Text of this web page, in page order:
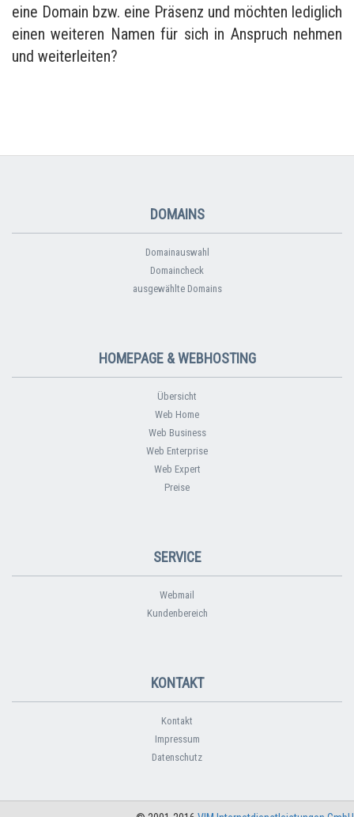
eine Domain bzw. eine Präsenz und möchten lediglich
einen weiteren Namen für sich in Anspruch nehmen
und weiterleiten?
DOMAINS
Domainauswahl
Domaincheck
ausgewählte Domains
HOMEPAGE & WEBHOSTING
Übersicht
Web Home
Web Business
Web Enterprise
Web Expert
Preise
SERVICE
Webmail
Kundenbereich
KONTAKT
Kontakt
Impressum
Datenschutz